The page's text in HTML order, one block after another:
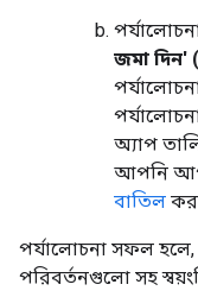
জমা দিন'
অ্যাপ
আপনি
বাতিল
পর্যালোচনা সফল
পরিবর্তনগুলো সহ